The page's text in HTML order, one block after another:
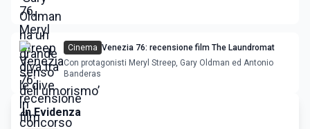
Cinema Venezia 76: recensione film The Laundromat
Con protagonisti Meryl Streep, Gary Oldman ed Antonio
Banderas
In Evidenza